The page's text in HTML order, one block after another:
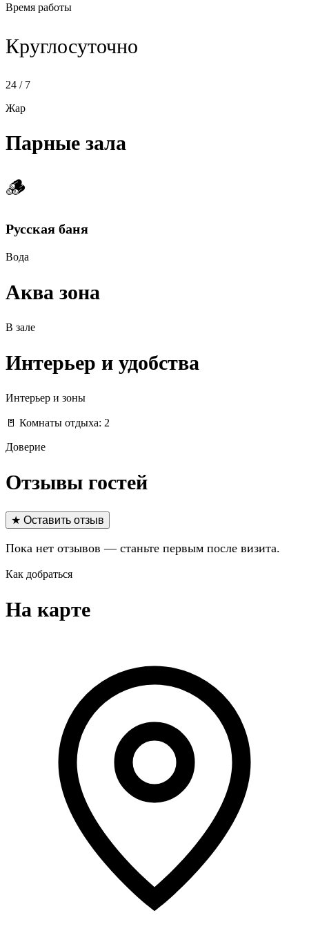
Время работы
Круглосуточно
24 / 7
Жар
Парные зала
🪵
Русская баня
Вода
Аква зона
В зале
Интерьер и удобства
Интерьер и зоны
🚪 Комнаты отдыха: 2
Доверие
Отзывы гостей
★ Оставить отзыв
Пока нет отзывов — станьте первым после визита.
Как добраться
На карте